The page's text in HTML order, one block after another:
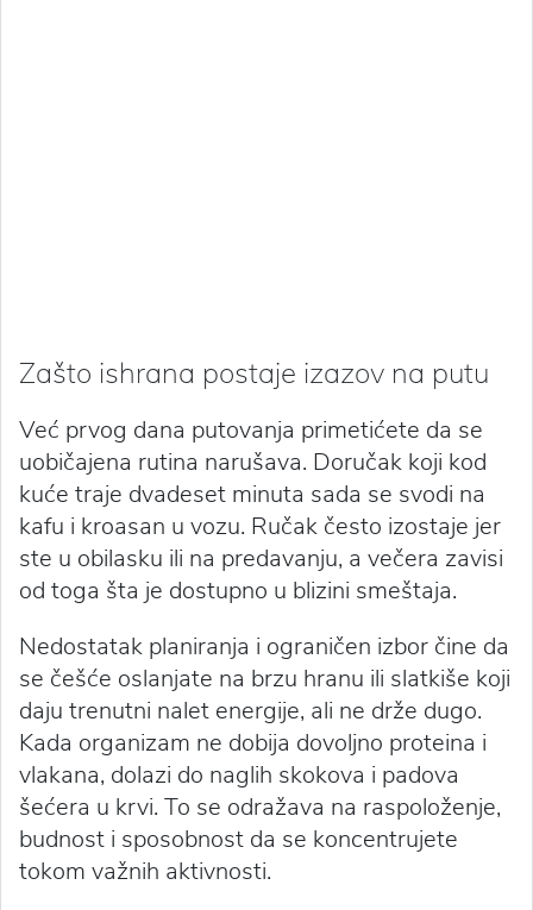
Zašto ishrana postaje izazov na putu
Već prvog dana putovanja primetićete da se
uobičajena rutina narušava. Doručak koji kod
kuće traje dvadeset minuta sada se svodi na
kafu i kroasan u vozu. Ručak često izostaje jer
ste u obilasku ili na predavanju, a večera zavisi
od toga šta je dostupno u blizini smeštaja.
Nedostatak planiranja i ograničen izbor čine da
se češće oslanjate na brzu hranu ili slatkiše koji
daju trenutni nalet energije, ali ne drže dugo.
Kada organizam ne dobija dovoljno proteina i
vlakana, dolazi do naglih skokova i padova
šećera u krvi. To se odražava na raspoloženje,
budnost i sposobnost da se koncentrujete
tokom važnih aktivnosti.